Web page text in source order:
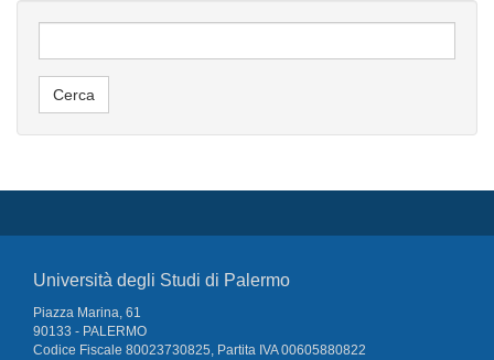
Università degli Studi di Palermo
Piazza Marina, 61
90133 - PALERMO
Codice Fiscale 80023730825, Partita IVA 00605880822